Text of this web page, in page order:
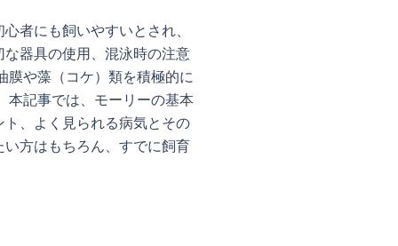
者にも飼いやすいとされ、
器具の使用、混泳時の注意
膜や藻（コケ）類を積極的に
本記事では、モーリーの基本
、よく見られる病気とその
方はもちろん、すでに飼育